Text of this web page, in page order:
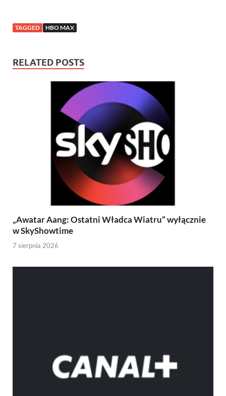
TAGGED HBO MAX
RELATED POSTS
„Awatar Aang: Ostatni Władca Wiatru” wyłącznie
w SkyShowtime
7 sierpnia 2026